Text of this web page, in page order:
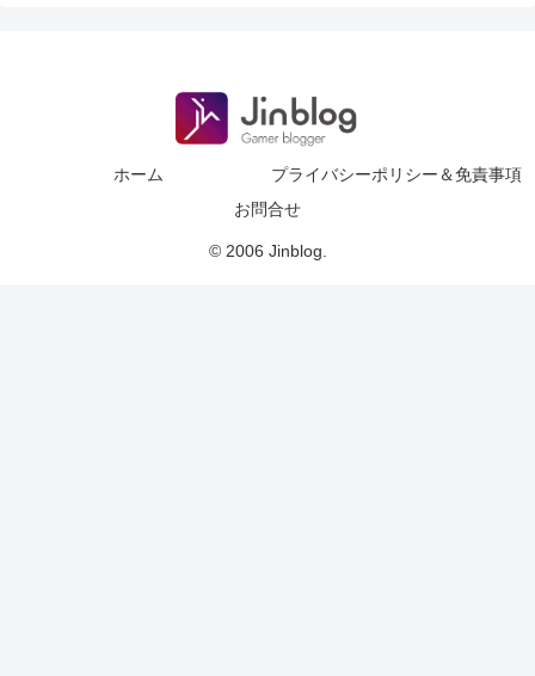
ホーム
プライバシーポリシー＆免責事項
お問合せ
© 2006 Jinblog.